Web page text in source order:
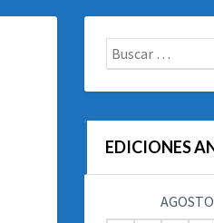
Buscar:
EDICIONES